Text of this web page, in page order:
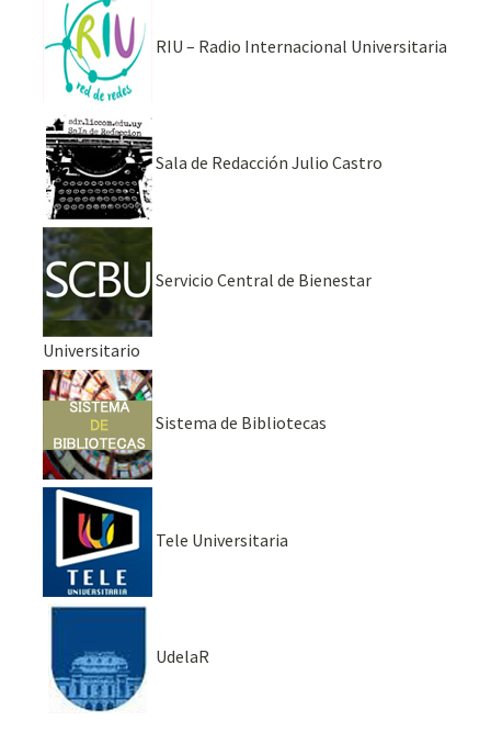
RIU – Radio Internacional Universitaria
Sala de Redacción Julio Castro
Servicio Central de Bienestar
Universitario
Sistema de Bibliotecas
Tele Universitaria
UdelaR